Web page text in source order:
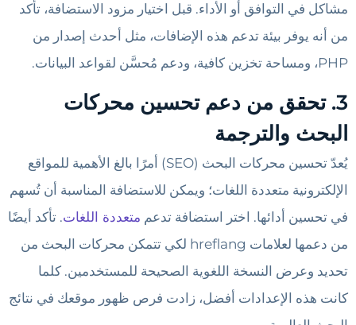
مشاكل في التوافق أو الأداء. قبل اختيار مزود الاستضافة، تأكد
من أنه يوفر بيئة تدعم هذه الإضافات، مثل أحدث إصدار من
PHP، ومساحة تخزين كافية، ودعم مُحسَّن لقواعد البيانات.
3. تحقق من دعم تحسين محركات
البحث والترجمة
يُعدّ تحسين محركات البحث (SEO) أمرًا بالغ الأهمية للمواقع
الإلكترونية متعددة اللغات؛ ويمكن للاستضافة المناسبة أن تُسهم
في تحسين أدائها. اختر استضافة تدعم متعددة اللغات. تأكد أيضًا
من دعمها لعلامات hreflang لكي تتمكن محركات البحث من
تحديد وعرض النسخة اللغوية الصحيحة للمستخدمين. كلما
كانت هذه الإعدادات أفضل، زادت فرص ظهور موقعك في نتائج